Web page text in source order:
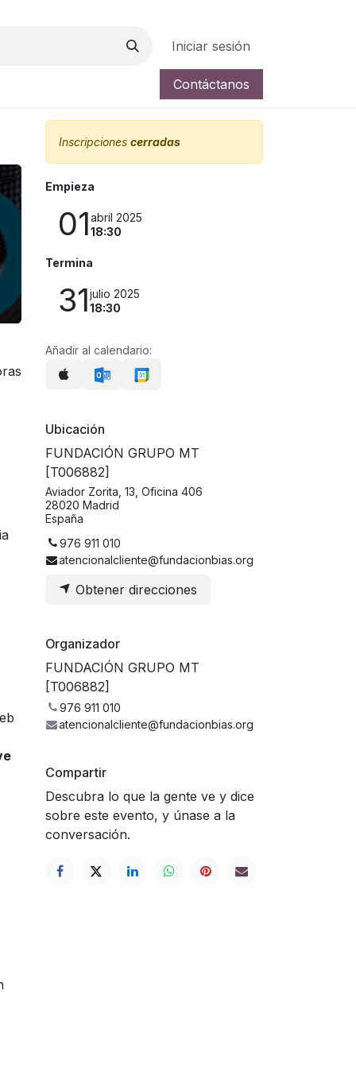
Iniciar sesión
Contáctanos
Inscripciones cerradas
Empieza
01abril 2025
18:30
Termina
31julio 2025
18:30
Añadir al calendario:
Ubicación
FUNDACIÓN GRUPO MT
[T006882]
Aviador Zorita, 13, Oficina 406
28020 Madrid
España
976 911 010
atencionalcliente@fundacionbias.org
Obtener direcciones
Organizador
FUNDACIÓN GRUPO MT
[T006882]
976 911 010
atencionalcliente@fundacionbias.org
Compartir
Descubra lo que la gente ve y dice
sobre este evento, y únase a la
conversación.